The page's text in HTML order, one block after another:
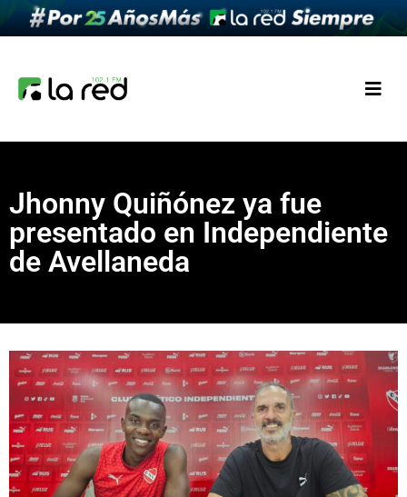
Jhonny Quiñónez ya fue
presentado en Independiente
de Avellaneda